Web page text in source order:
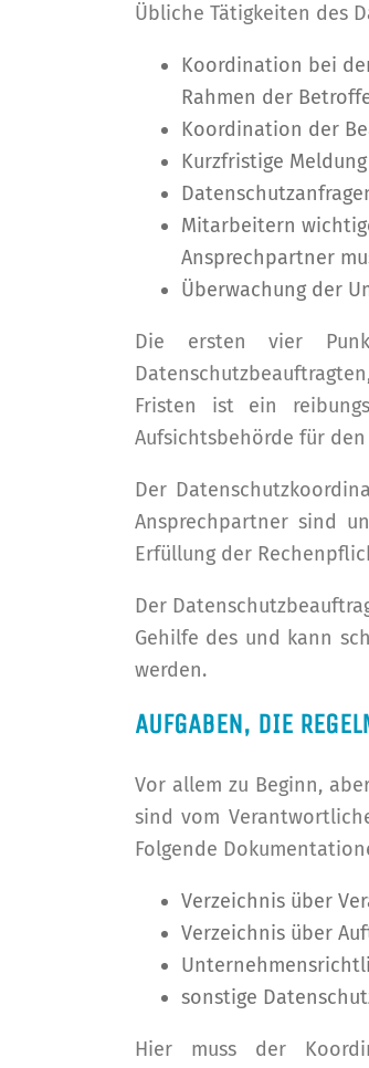
Übliche Tätigkeiten des
Koordination bei
Rahmen der
Koordination der
Kurzfristige
Mitarbeitern
Ansprechpartner
Überwachung der
Die ersten vier
Fristen ist ein
Aufsichtsbehörde für
Der
Ansprechpartner sind
Erfüllung der
Der
Gehilfe des und kann
werden.
AUFGABEN, DIE
Vor allem zu Beginn,
sind vom
Folgende
Verzeichnis über
Verzeichnis über
sonstige
Hier muss der